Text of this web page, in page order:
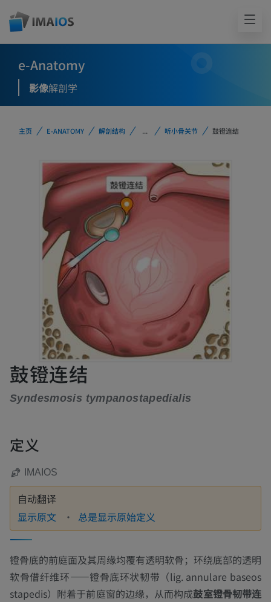
e-Anatomy
影像解剖学
主页 E-ANATOMY 解剖结构 ... 听小骨关节 鼓镫连结
鼓镫连结
Syndesmosis tympanostapedialis
定义
IMAIOS
自动翻译
显示原文 总是显示原始定义
镫骨底的前庭面及其周缘均覆有透明软骨；环绕底部的透明
软骨借纤维环——镫骨底环状韧带（lig. annulare baseos
stapedis）附着于前庭窗的边缘，从而构成鼓室镫骨韧带连